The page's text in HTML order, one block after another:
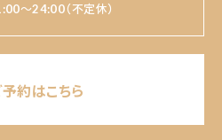
～24:00（不定休）
約はこちら